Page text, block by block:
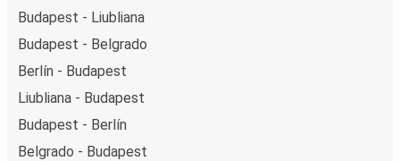
Budapest - Liubliana
Budapest - Belgrado
Berlín - Budapest
Liubliana - Budapest
Budapest - Berlín
Belgrado - Budapest